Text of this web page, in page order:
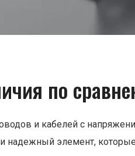
по
и кабелей с
и надежный элемент,